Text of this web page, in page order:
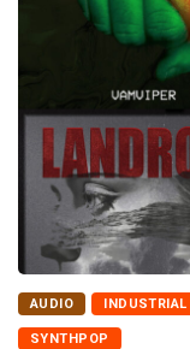
AUDIO INDUSTRIAL
SYNTHPOP